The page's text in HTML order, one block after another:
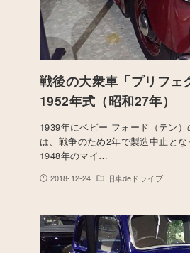
戦後の大衆車「プリフェ
1952年式（昭和27年）
1939年にベビー フォード（テン
は、戦争のため2年で製造中止と
1948年のマイ…
2018-12-24 旧車deドライブ